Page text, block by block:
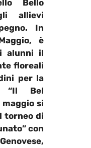
Bello
allievi
In
è
alunni il
floreali
per la
“Il Bel
maggio si
torneo di
” con
Genovese,